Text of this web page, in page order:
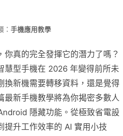
： 手機應用教學
你真的完全發揮它的潛力了嗎？
慧型手機在 2026 年變得前所未
換新機需要轉移資料，還是覺得
最新手機教學將為你揭密多數人
隱藏功能。從極致省電設
提升工作效率的 AI 實用小技